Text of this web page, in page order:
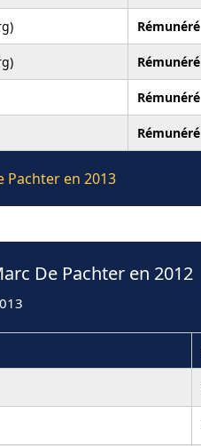
Rémunéré
Rémunéré
Rémunéré
Rémunéré
en 2013
De Pachter en 2012